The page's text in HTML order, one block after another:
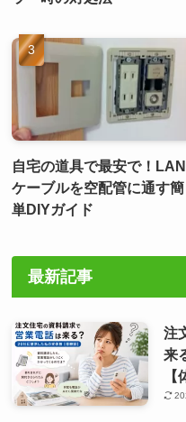
自宅の道具で最安で！LAN
ケーブルを空配管に通す簡
単DIYガイド
最新記事
注
来
【